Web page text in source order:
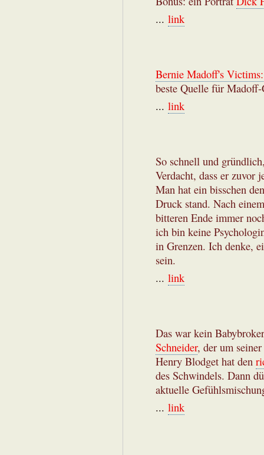
... link
Bernie Madoff's
beste Quelle für
... link
So schnell und
Verdacht, dass er zuvor
Man hat ein bisschen
Druck stand. Nach
bitteren Ende immer
ich bin keine
in Grenzen. Ich denke,
sein.
... link
Das war kein
Schneider, der um
Henry Blodget hat den
des Schwindels. Dann
aktuelle
... link